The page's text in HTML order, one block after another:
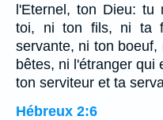
l'Eternel, ton Dieu: tu
toi, ni ton fils, ni ta
servante, ni ton
bêtes, ni l'étranger qui
ton serviteur et ta
Hébreux 2:6